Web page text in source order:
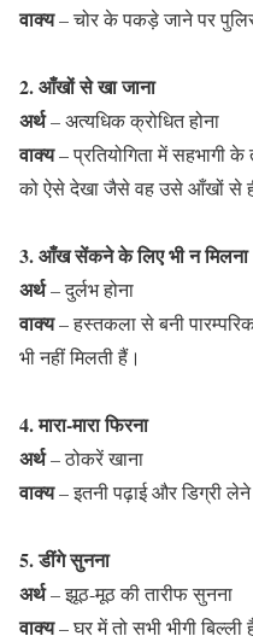
वाक्य– चोर के पकड़े जाने पर
2. आँखों से खा जाना
अर्थ– अत्यधिक क्रोधित होना
वाक्य– प्रतियोगिता में सहभागी
को ऐसे देखा जैसे वह उसे आँखों से
3. आँख सेंकने के लिए भी न मिलना
अर्थ– दुर्लभ होना
वाक्य– हस्तकला से बनी
भी नहीं मिलती हैं।
4. मारा-मारा फिरना
अर्थ– ठोकरें खाना
वाक्य– इतनी पढ़ाई और डिग्री लेने
5. डींगे सुनना
अर्थ– झूठ-मूठ की तारीफ सुनना
वाक्य– घर में तो सभी भीगी बिल्ली